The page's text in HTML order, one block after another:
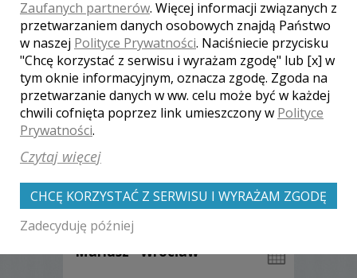
Zobacz więcej
Mariusz - Wrocław
Zaufanych partnerów. Więcej informacji związanych z
przetwarzaniem danych osobowych znajdą Państwo
w naszej Polityce Prywatności. Naciśniecie przycisku
"Chcę korzystać z serwisu i wyrażam zgodę" lub [x] w
tym oknie informacyjnym, oznacza zgodę. Zgoda na
przetwarzanie danych w ww. celu może być w każdej
chwili cofnięta poprzez link umieszczony w Polityce
Prywatności.
Czytaj więcej
CHCĘ KORZYSTAĆ Z SERWISU I WYRAŻAM ZGODĘ
Zadecyduję później